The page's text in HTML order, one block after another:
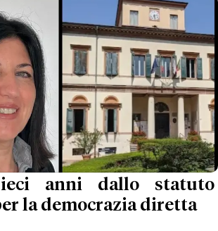
anni dallo statuto
la democrazia diretta